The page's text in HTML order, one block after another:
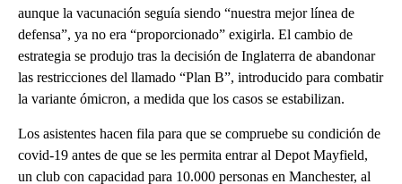
aunque la vacunación seguía siendo “nuestra mejor línea de
defensa”, ya no era “proporcionado” exigirla. El cambio de
estrategia se produjo tras la decisión de Inglaterra de abandonar
las restricciones del llamado “Plan B”, introducido para combatir
la variante ómicron, a medida que los casos se estabilizan.
Los asistentes hacen fila para que se compruebe su condición de
covid-19 antes de que se les permita entrar al Depot Mayfield,
un club con capacidad para 10.000 personas en Manchester, al